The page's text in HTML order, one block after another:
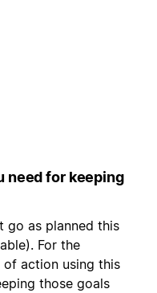
need for keeping
go as planned this
For the
of action using this
those goals